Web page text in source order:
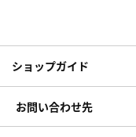
ショップガイド
お問い合わせ先